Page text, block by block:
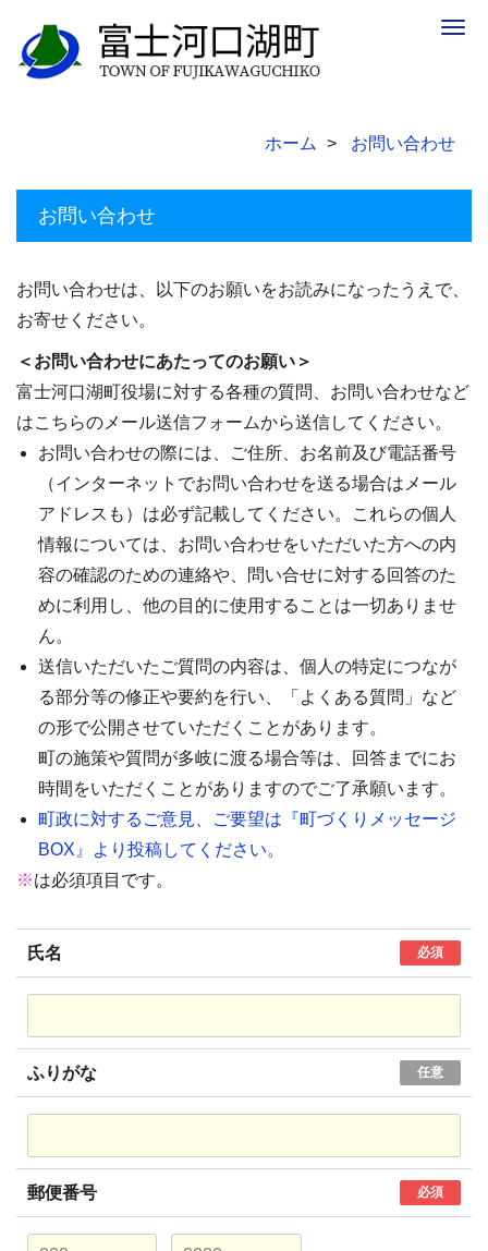
ホーム お問い合わせ
お問い合わせ
お問い合わせは、以下のお願いをお読みになったうえで、
お寄せください。
＜お問い合わせにあたってのお願い＞
富士河口湖町役場に対する各種の質問、お問い合わせなど
はこちらのメール送信フォームから送信してください。
お問い合わせの際には、ご住所、お名前及び電話番号
（インターネットでお問い合わせを送る場合はメール
アドレスも）は必ず記載してください。これらの個人
情報については、お問い合わせをいただいた方への内
容の確認のための連絡や、問い合せに対する回答のた
めに利用し、他の目的に使用することは一切ありませ
ん。
送信いただいたご質問の内容は、個人の特定につなが
る部分等の修正や要約を行い、「よくある質問」など
の形で公開させていただくことがあります。
町の施策や質問が多岐に渡る場合等は、回答までにお
時間をいただくことがありますのでご了承願います。
町政に対するご意見、ご要望は『町づくりメッセージ
BOX』より投稿してください。
※は必須項目です。
氏名 必須
ふりがな 任意
郵便番号 必須